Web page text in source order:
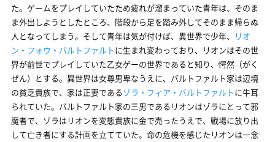
た。ゲームをプレイしていたため疲れが溜まっていた青年は、そのま
ま外出しようとしたところ、階段から足を踏み外してそのまま帰らぬ
人となってしまう。そして青年は気が付けば、異世界で少年、
リオ
ン・フォウ・バルトファルトに生まれ変わっており、リオンはその世
界が前世でプレイしていた乙女ゲーの世界であると知り、愕然（がく
ぜん）とする。異世界は女尊男卑なうえに、バルトファルト家は辺境
の貧乏貴族で、家は正妻であるゾラ・フィア・バルトファルトに牛耳
られていた。バルトファルト家の三男であるリオンはゾラにとって邪
魔者で、ゾラはリオンを変態貴族に金で売ったうえで、戦場に放り出
して亡き者にする計画を立てていた。命の危機を感じたリオンは一念